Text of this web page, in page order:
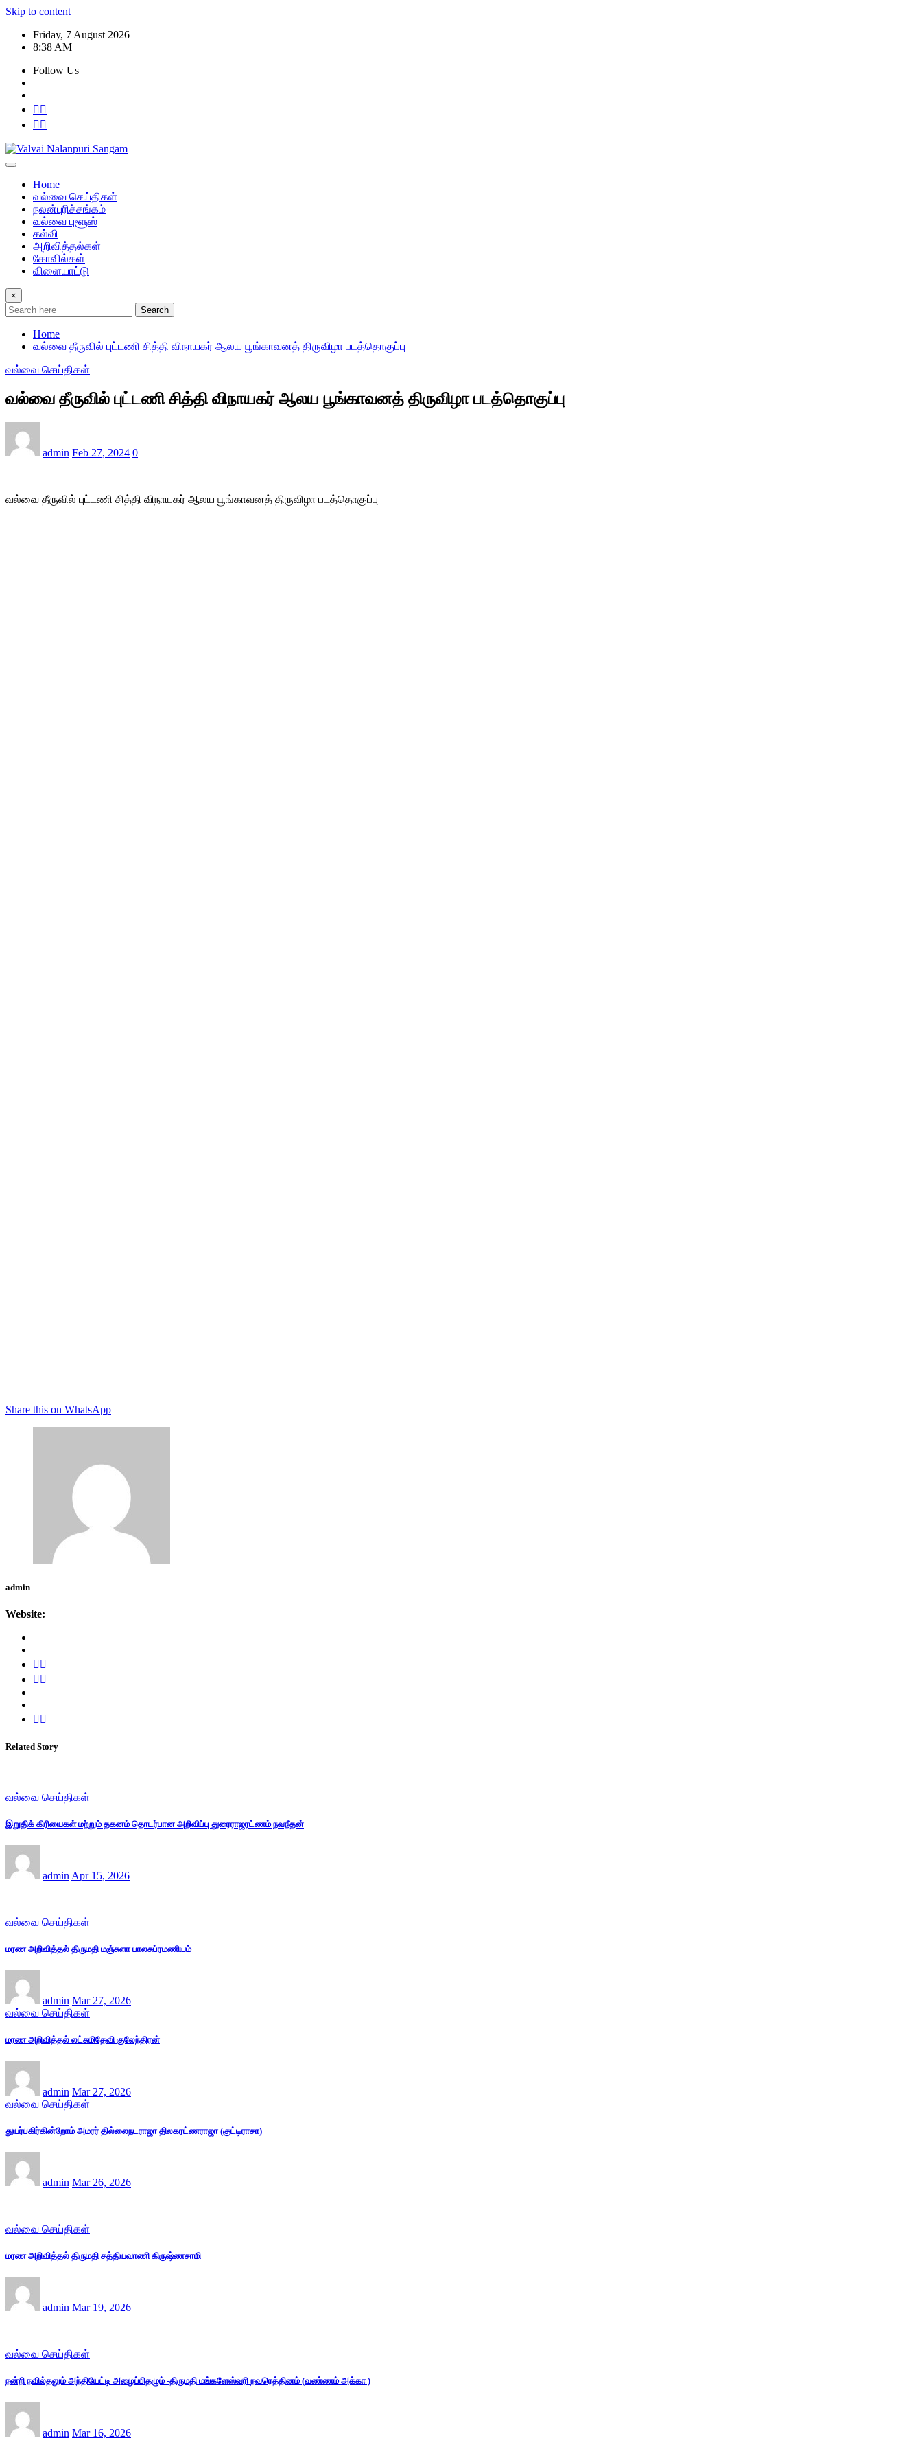
Skip to content
Friday, 7 August 2026
8:38 AM
Follow Us
Home
வல்வை செய்திகள்
நலன்புரிச்சங்கம்
வல்வை புளூஸ்
கல்வி
அறிவித்தல்கள்
கோவில்கள்
விளையாட்டு
×
Search
Home
வல்வை தீருவில் புட்டணி சித்தி விநாயகர் ஆலய பூங்காவனத் திருவிழா படத்தொகுப்பு
வல்வை செய்திகள்
வல்வை தீருவில் புட்டணி சித்தி விநாயகர் ஆலய பூங்காவனத் திருவிழா படத்தொகுப்பு
admin Feb 27, 2024 0
வல்வை தீருவில் புட்டணி சித்தி விநாயகர் ஆலய பூங்காவனத் திருவிழா படத்தொகுப்பு
Share this on WhatsApp
admin
Website:
Related Story
வல்வை செய்திகள்
இறுதிக் கிரியைகள் மற்றும் தகனம் தொடர்பான அறிவிப்பு துரைராஜரட்ணம் நவநீதன்
admin Apr 15, 2026
வல்வை செய்திகள்
மரண அறிவித்தல் திருமதி மஞ்சுளா பாலசுப்ரமணியம்
admin Mar 27, 2026
வல்வை செய்திகள்
மரண அறிவித்தல் லட்சுமிதேவி குலேந்திரன்
admin Mar 27, 2026
வல்வை செய்திகள்
துயர்பகிர்கின்றோம் அமரர் தில்லைநடராஜா திலகரட்ணராஜா (குட்டிராசா)
admin Mar 26, 2026
வல்வை செய்திகள்
மரண அறிவித்தல் திருமதி சத்தியவாணி கிருஷ்ணசாமி
admin Mar 19, 2026
வல்வை செய்திகள்
நன்றி நவில்தலும் அந்தியேட்டி அழைப்பிதழும் -திருமதி மங்களேஸ்வரி நவரெத்தினம் (வண்ணம் அக்கா )
admin Mar 16, 2026